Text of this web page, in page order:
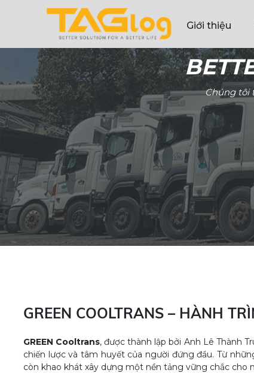
Giới thiệu
SOLUTION FOR
tôi tự tin cam kết tính hiệu quả khi khách hàng lựa
YÊU CẦU BÁO GIÁ
GREEN COOLTRANS – HÀNH
GREEN Cooltrans, được thành lập bởi Anh Lê Thành
chiến lược và tâm huyết của người đứng đầu. Từ
còn khao khát xây dựng một nền tảng vững chắc cho